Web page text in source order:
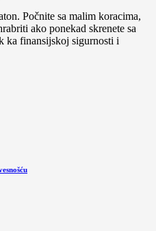
Počnite sa malim koracima,
ako ponekad skrenete sa
ka finansijskoj sigurnosti i